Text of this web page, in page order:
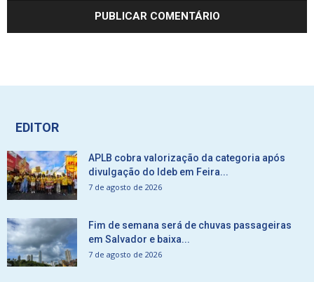
EDITOR
APLB cobra valorização da categoria após
divulgação do Ideb em Feira...
7 de agosto de 2026
Fim de semana será de chuvas passageiras
em Salvador e baixa...
7 de agosto de 2026